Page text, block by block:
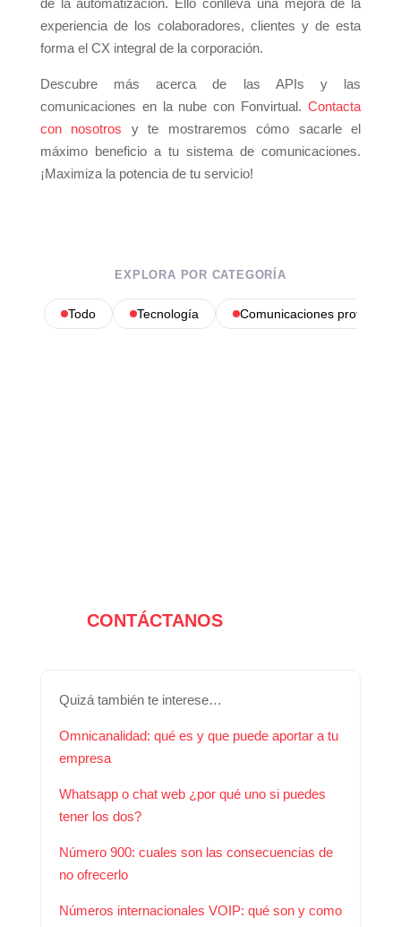
de la automatización. Ello conlleva una mejora de la
experiencia de los colaboradores, clientes y de esta
forma el CX integral de la corporación.
Descubre más acerca de las APIs y las
comunicaciones en la nube con Fonvirtual.Contacta
con nosotros y te mostraremos cómo sacarle el
máximo beneficio a tu sistema de comunicaciones.
¡Maximiza la potencia de tu servicio!
EXPLORA POR CATEGORÍA
Todo Tecnología Comunicaciones
CONTÁCTANOS
Quizá también te interese…
Omnicanalidad: qué es y que puede aportar a tu
empresa
Whatsapp o chat web ¿por qué uno si puedes
tener los dos?
Número 900: cuales son las consecuencias de
no ofrecerlo
Números internacionales VOIP: qué son y como